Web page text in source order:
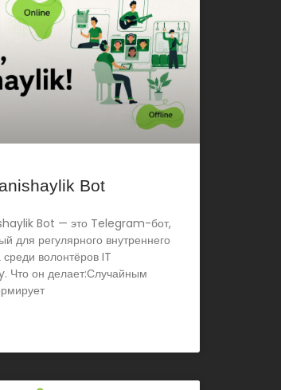
Bot
Bot — это Telegram-бот,
для регулярного внутреннего
среди волонтёров IT
он делает:Случайным